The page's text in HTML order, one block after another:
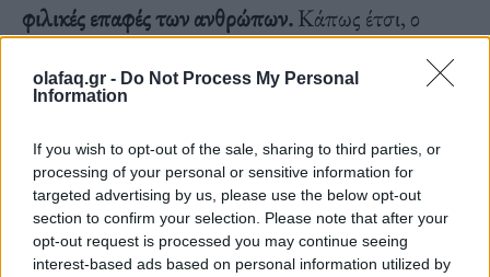
olafaq.gr - Do Not Process My Personal
Information
If you wish to opt-out of the sale, sharing to third parties, or
processing of your personal or sensitive information for
targeted advertising by us, please use the below opt-out
section to confirm your selection. Please note that after your
opt-out request is processed you may continue seeing
interest-based ads based on personal information utilized by
φιλικές επαφές των ανθρώπων.Κάπως έτσι, ο
Dunbar κατέληξε ότι μπορούμε να έχουμε έως και
150 περιστασιακούς φίλους, αλλάμέχρι πέντε (το
ανώτατες τιμές που μπορούμε να διαχειριστούμε.